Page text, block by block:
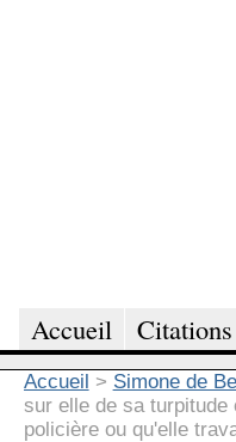
Accueil Citations
Accueil > Simone de
sur elle de sa
policière ou qu'elle